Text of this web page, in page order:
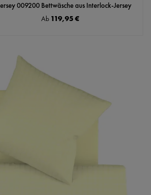
009200 Bettwäsche aus Interlock-Jersey
Regulärer Preis:
Ab 119,95 €